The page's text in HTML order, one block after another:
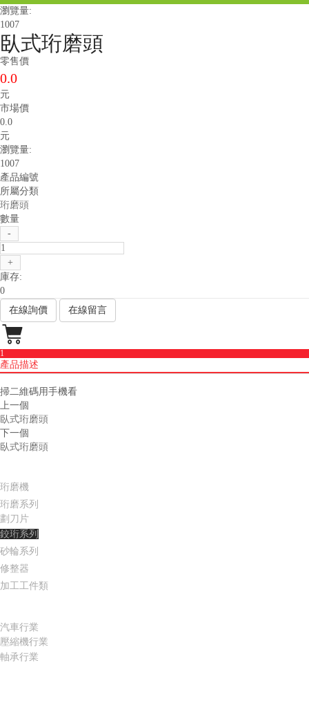
瀏覽量:
1007
臥式珩磨頭
零售價
0.0
元
市場價
0.0
元
瀏覽量:
1007
產品編號
所屬分類
珩磨頭
數量
-
+
庫存:
0
在線詢價
在線留言

1
產品描述
掃二維碼用手機看
上一個
臥式珩磨頭
下一個
臥式珩磨頭
珩磨機
珩磨系列
劃刀片
鉸珩系列
砂輪系列
修整器
加工工件類
汽車行業
壓縮機行業
軸承行業